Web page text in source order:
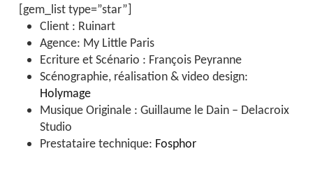
[gem_list type=”star”]
Client : Ruinart
Agence: My Little Paris
Ecriture et Scénario : François Peyranne
Scénographie, réalisation & video design:
Holymage
Musique Originale : Guillaume le Dain – Delacroix
Studio
Prestataire technique: Fosphor